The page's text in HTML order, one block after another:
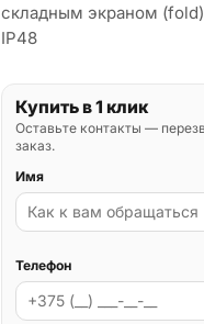
складным экраном
IP48
Купить в 1 клик
Оставьте контакты —
заказ.
Имя
Телефон